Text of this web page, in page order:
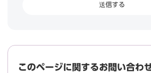
このページに関するお問い合わ